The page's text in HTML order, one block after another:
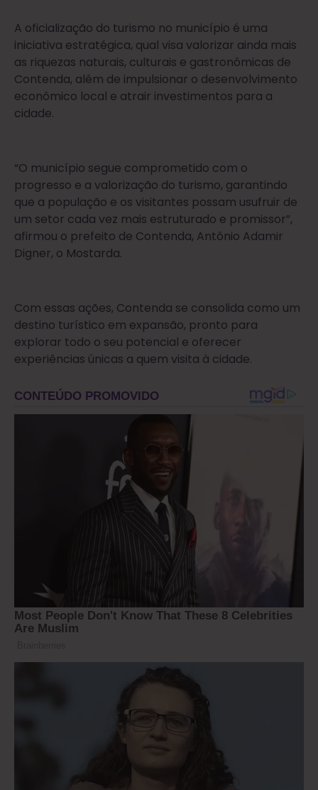
A oficialização do turismo no município é uma
iniciativa estratégica, qual visa valorizar ainda mais
as riquezas naturais, culturais e gastronômicas de
Contenda, além de impulsionar o desenvolvimento
econômico local e atrair investimentos para a
cidade.
“O município segue comprometido com o
progresso e a valorização do turismo, garantindo
que a população e os visitantes possam usufruir de
um setor cada vez mais estruturado e promissor”,
afirmou o prefeito de Contenda, Antônio Adamir
Digner, o Mostarda.
Com essas ações, Contenda se consolida como um
destino turístico em expansão, pronto para
explorar todo o seu potencial e oferecer
experiências únicas a quem visita à cidade.